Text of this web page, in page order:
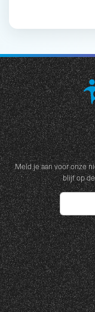
Meld je aan voor onze
blijf op